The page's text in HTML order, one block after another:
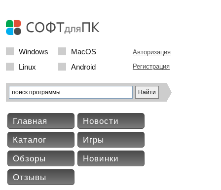
Windows
MacOS
Linux
Android
Авторизация
Регистрация
Главная
Новости
Каталог
Игры
Обзоры
Новинки
Отзывы